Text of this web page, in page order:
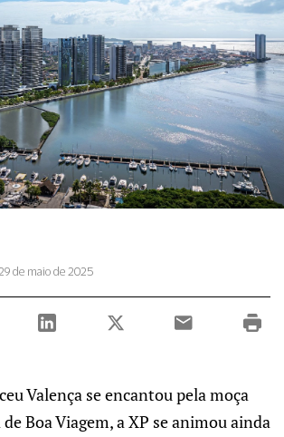
29 de maio de 2025
Valença se encantou pela moça
Boa Viagem, a XP se animou ainda